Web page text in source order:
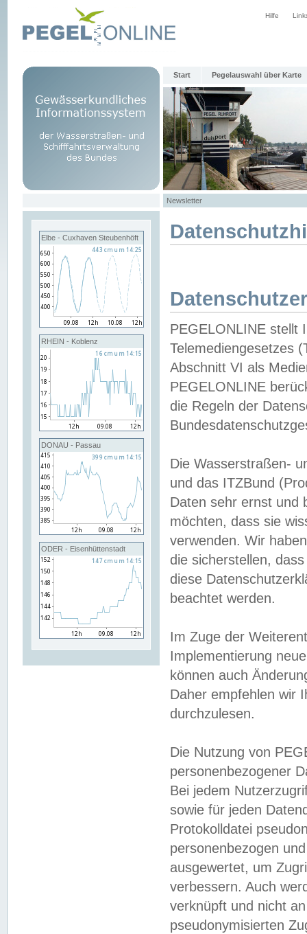
Hilfe
Start Pegelauswahl über Karte
Newsletter
Elbe - Cuxhaven Steubenhöft
RHEIN - Koblenz
DONAU - Passau
ODER - Eisenhüttenstadt
PEGELONLINE stellt
Telemediengesetzes
Abschnitt VI als
PEGELONLINE
die Regeln der
Die Wasserstraßen-
und das ITZBund
Daten sehr ernst und
möchten, dass sie
verwenden. Wir
die sicherstellen,
diese
beachtet werden.
Im Zuge der
Implementierung
können auch
Daher empfehlen wir
durchzulesen.
Die Nutzung von
personenbezogener
Bei jedem
sowie für jeden
Protokolldatei
personenbezogen
ausgewertet, um
verbessern. Auch
verknüpft und nicht
pseudonymisierten